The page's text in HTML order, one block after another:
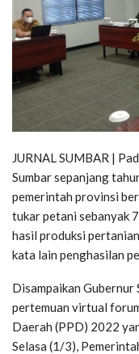
JURNAL SUMBAR |
Sumbar sepanjang
pemerintah provinsi
tukar petani sebanyak
hasil produksi
kata lain penghasilan
Disampaikan Gubernur
pertemuan virtual
Daerah (PPD) 2022
Selasa (1/3),